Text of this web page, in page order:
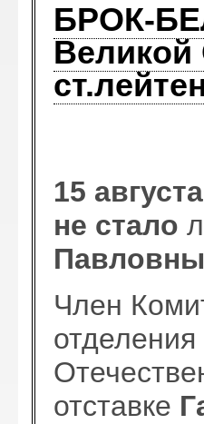
БРОК-
Великой
15
не стало
Член
отставке